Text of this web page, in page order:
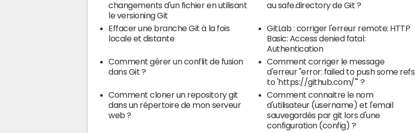
changements d'un fichier en utilisant
le versioning Git
au safe.directory de Git ?
Effacer une branche Git à la fois
locale et distante
GitLab : corriger l'erreur remote: HTTP
Basic: Access denied fatal:
Authentication
Comment gérer un conflit de fusion
dans Git ?
Comment corriger le message
d'erreur "error: failed to push some refs
to 'https://github.com/'" ?
Comment cloner un repository git
dans un répertoire de mon serveur
web ?
Comment connaitre le nom
d'utilisateur (username) et l'email
sauvegardés par git lors d'une
configuration (config) ?